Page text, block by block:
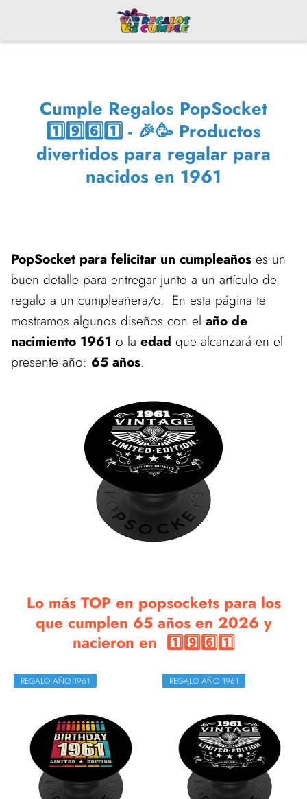
Cumple Regalos PopSocket
1️⃣9️⃣6️⃣1️⃣ - 🎉🥳 Productos
divertidos para regalar para
nacidos en 1961
PopSocket para felicitar un cumpleaños es un
buen detalle para entregar junto a un artículo de
regalo a un cumpleañera/o. En esta página te
mostramos algunos diseños con el año de
nacimiento 1961 o la edad que alcanzará en el
presente año: 65 años.
Lo más TOP en popsockets para los
que cumplen 65 años en 2026 y
nacieron en 1️⃣9️⃣6️⃣1️⃣
REGALO AÑO 1961 REGALO AÑO 1961